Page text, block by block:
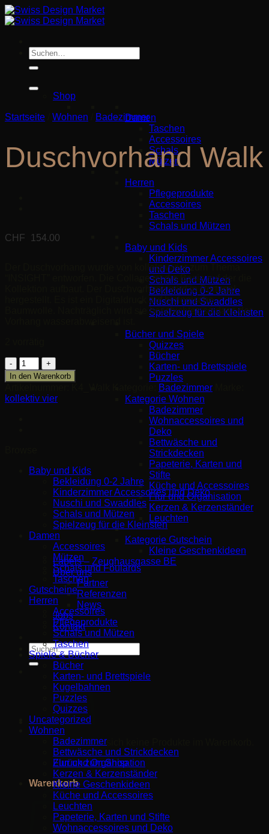
Zum
Inhalt
Suche
nach:
Shop
Damen
Taschen
Accessoires
Schals
Mützen
Herren
Pflegeprodukte
Accessoires
Taschen
Schals und Mützen
Baby und Kids
Kinderzimmer Accessoires
und Deko
Schals und Mützen
Bekleidung 0-2 Jahre
Nuschi und Swaddles
Spielzeug für die Kleinsten
Bücher und Spiele
Quizzes
Bücher
Karten- und Brettspiele
Puzzles
Kategorie Wohnen
Badezimmer
Wohnaccessoires und
Deko
Bettwäsche und
Strickdecken
Papeterie, Karten und
Stifte
Küche und Accessoires
Flur und Organisation
Kerzen & Kerzenständer
Leuchten
Kategorie Gutschein
Kleine Geschenkideen
Labels – Zeughausgasse BE
Über uns
Partner
Referenzen
News
Jobs
Kontakt
Suche
nach:
Es befinden sich keine Produkte im Warenkorb.
Zurück zum Shop
Warenkorb
Startseite Wohnen Badezimmer
Duschvorhand Walk
CHF 154.00
Der Duschvorhang wurde von kollektiv vier zum Thema
“INSIGHT” entworfen. Die Collage ist die Basis auf der die
Kollektion aufbaut. Der Duschvorhang wird in Portugal
hergestellt. Es ist ein Digitaldruck auf biologische
Baumwolle. Nachträglich wird sie beschichtet, so dass der
Duschvorhand
Walk
Menge
In den Warenkorb
Badezimmer
kollektiv vier
Baby und Kids
Bekleidung 0-2 Jahre
Kinderzimmer Accessoires und Deko
Nuschi und Swaddles
Schals und Mützen
Spielzeug für die Kleinsten
Damen
Accessoires
Mützen
Schals und Foulards
Taschen
Gutscheine
Herren
Accessoires
Pflegeprodukte
Schals und Mützen
Taschen
Spiele & Bücher
Bücher
Karten- und Brettspiele
Kugelbahnen
Puzzles
Quizzes
Uncategorized
Wohnen
Badezimmer
Bettwäsche und Strickdecken
Flur und Organisation
Kerzen & Kerzenständer
Kleine Geschenkideen
Küche und Accessoires
Leuchten
Papeterie, Karten und Stifte
Wohnaccessoires und Deko